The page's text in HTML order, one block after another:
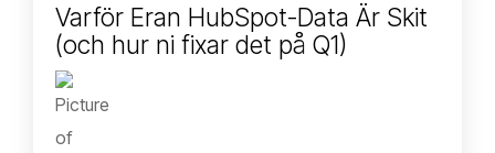
Varför Eran HubSpot-Data Är Skit
(och hur ni fixar det på Q1)